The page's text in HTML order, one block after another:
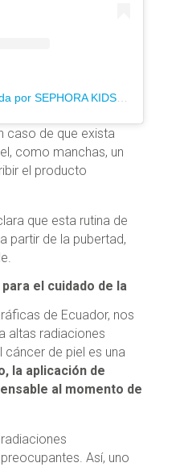
Una publicación compartida por SEPHORA KIDS (@sephora.kids)
caso de que exista
como manchas, un
el producto
que esta rutina de
partir de la pubertad,
el cuidado de la
de Ecuador, nos
altas radiaciones
cáncer de piel es una
la aplicación de
al momento de
Así, uno